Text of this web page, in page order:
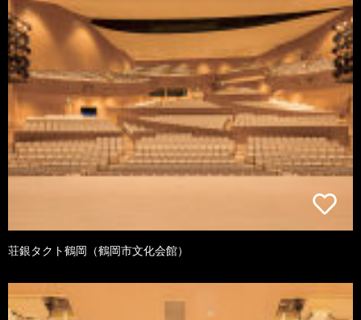
荘銀タクト鶴岡（鶴岡市文化会館）